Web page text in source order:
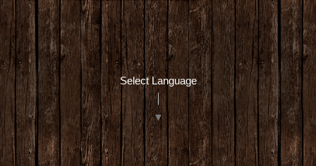
Select Language
▼